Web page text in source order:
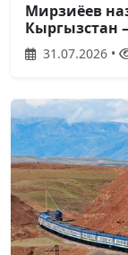
Мирзиёев
Кыргызстан
31.07.2026 •